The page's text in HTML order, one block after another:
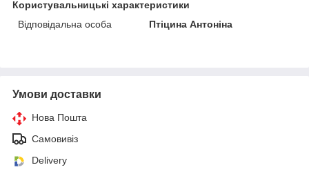
Користувальницькі характеристики
Відповідальна особа
Птіцина Антоніна
Умови доставки
Нова Пошта
Самовивіз
Delivery